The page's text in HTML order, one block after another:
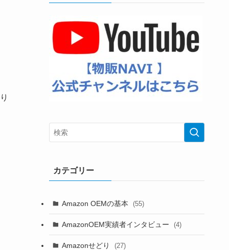
カテゴリー
Amazon OEMの基本 (55)
AmazonOEM実績者インタビュー (4)
Amazonせどり (27)